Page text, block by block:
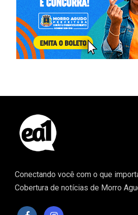
Conectando você com o que
Cobertura de notícias de Morro